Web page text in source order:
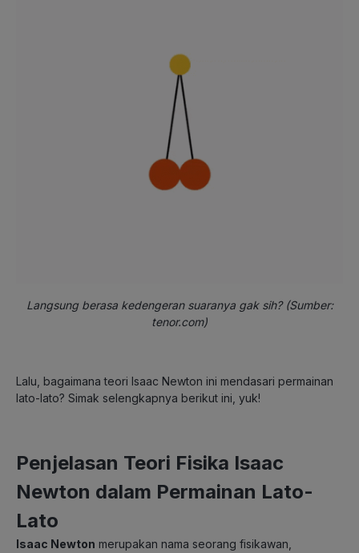
Langsung berasa kedengeran suaranya gak sih? (Sumber:
tenor.com)
Lalu, bagaimana teori Isaac Newton ini mendasari permainan
lato-lato? Simak selengkapnya berikut ini, yuk!
Penjelasan Teori Fisika Isaac
Newton dalam Permainan Lato-
Lato
Isaac Newton merupakan nama seorang fisikawan,